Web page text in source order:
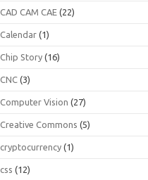
CAD CAM CAE (22)
Calendar (1)
Chip Story (16)
CNC (3)
Computer Vision (27)
Creative Commons (5)
cryptocurrency (1)
css (12)